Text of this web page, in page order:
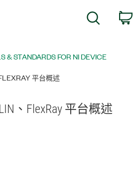
& STANDARDS FOR NI DEVICE
平台概述
LIN、 FlexRay 平台概述